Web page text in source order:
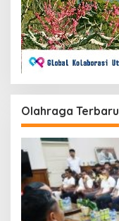
Olahraga Terbaru